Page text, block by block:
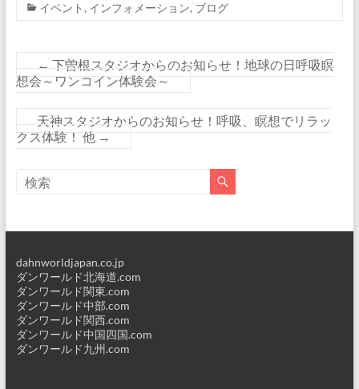
イベント, インフォメーション, ブログ
← 下曽根スタジオからのお知らせ！地球の日呼吸瞑
想会～ワンコイン体験会～
天神スタジオからのお知らせ！呼吸、瞑想でリラッ
クス体験！ 他 →
dahnworldjapan.co.jp
ダンワールド北海道.com
ダンワールド関東.com
ダンワールド中部.com
ダンワールド関西.com
ダンワールド中国四国.com
ダンワールド九州.com